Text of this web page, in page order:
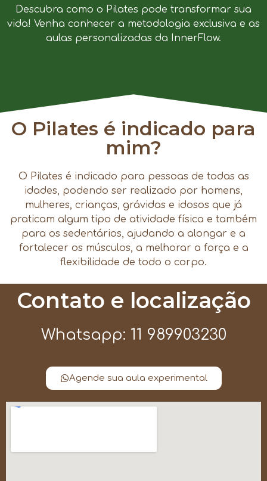
Descubra como o Pilates pode transformar sua
vida! Venha conhecer a metodologia exclusiva e as
aulas personalizadas da InnerFlow.
O Pilates é indicado para
mim?
O Pilates é indicado para pessoas de todas as
idades, podendo ser realizado por homens,
mulheres, crianças, grávidas e idosos que já
praticam algum tipo de atividade física e também
para os sedentários, ajudando a alongar e a
fortalecer os músculos, a melhorar a força e a
flexibilidade de todo o corpo.
Contato e localização
Whatsapp: 11 989903230
Agende sua aula experimental